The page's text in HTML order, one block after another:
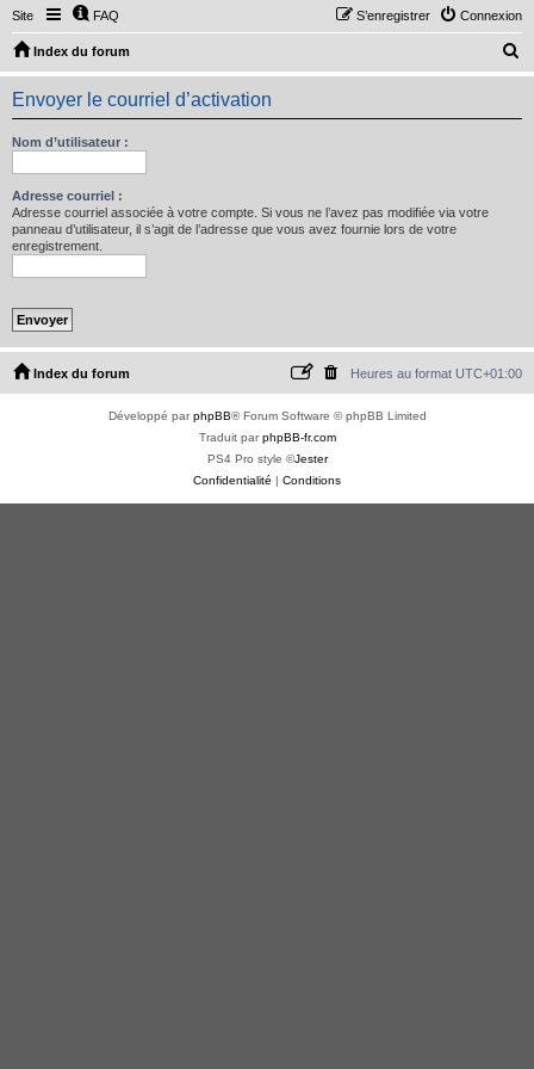
Site FAQ Connexion
S’enregistrer
Index du forum
e
Envoyer le courriel d’activation
Nom d’utilisateur :
Adresse courriel :
Adresse courriel associée à votre compte. Si vous ne l’avez pas modifiée via votre
panneau d’utilisateur, il s’agit de l’adresse que vous avez fournie lors de votre
enregistrement.
Index du forum Heures au format UTC+01:00
Développé parphpBB® Forum Software © phpBB Limited
Traduit parphpBB-fr.com
PS4 Pro style ©Jester
Confidentialité | Conditions